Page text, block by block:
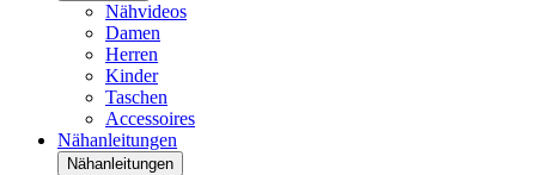
Nähvideos
Damen
Herren
Kinder
Taschen
Accessoires
Nähanleitungen
Nähanleitungen